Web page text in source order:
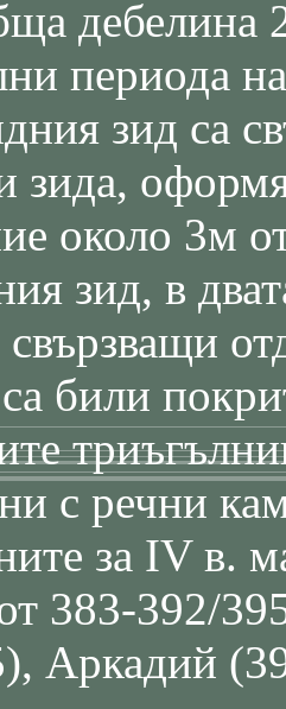
периода
зид са
зида,
около 3м
зид, в
свързващи
били
с речни
за IV в.
383-392/
Аркадий